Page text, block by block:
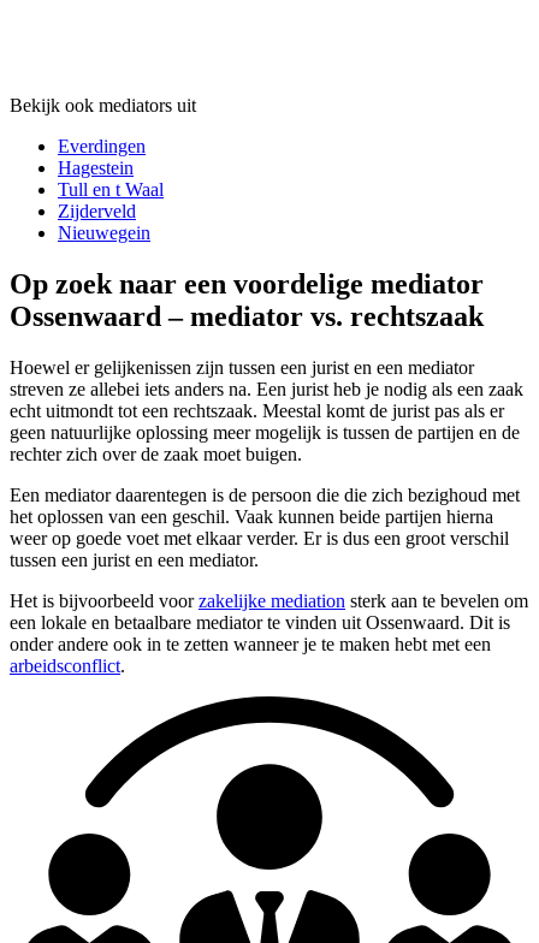
Bekijk ook mediators uit
Everdingen
Hagestein
Tull en t Waal
Zijderveld
Nieuwegein
Op zoek naar een voordelige mediator
Ossenwaard – mediator vs. rechtszaak
Hoewel er gelijkenissen zijn tussen een jurist en een mediator
streven ze allebei iets anders na. Een jurist heb je nodig als een zaak
echt uitmondt tot een rechtszaak. Meestal komt de jurist pas als er
geen natuurlijke oplossing meer mogelijk is tussen de partijen en de
rechter zich over de zaak moet buigen.
Een mediator daarentegen is de persoon die die zich bezighoud met
het oplossen van een geschil. Vaak kunnen beide partijen hierna
weer op goede voet met elkaar verder. Er is dus een groot verschil
tussen een jurist en een mediator.
Het is bijvoorbeeld voorzakelijke mediation sterk aan te bevelen om
een lokale en betaalbare mediator te vinden uit Ossenwaard. Dit is
onder andere ook in te zetten wanneer je te maken hebt met een
arbeidsconflict.